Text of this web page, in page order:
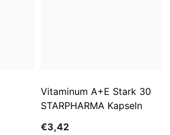
Vitaminum A+E Stark 30
STARPHARMA Kapseln
€3,42